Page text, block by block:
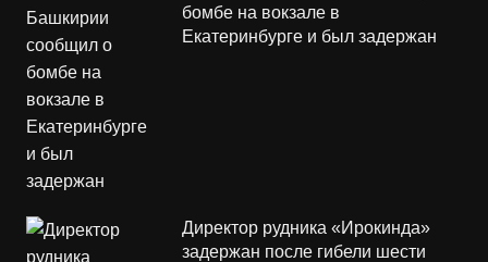
бомбе на вокзале в
Екатеринбурге и был задержан
Директор рудника «Ирокинда»
задержан после гибели шести